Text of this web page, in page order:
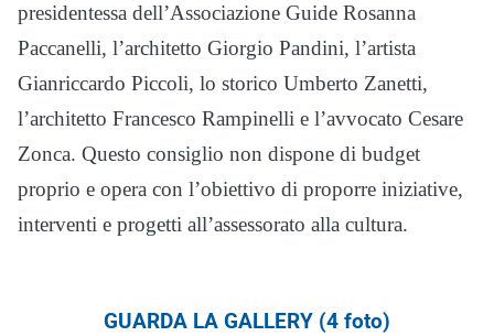
presidentessa dell’Associazione Guide Rosanna
Paccanelli, l’architetto Giorgio Pandini, l’artista
Gianriccardo Piccoli, lo storico Umberto Zanetti,
l’architetto Francesco Rampinelli e l’avvocato Cesare
Zonca. Questo consiglio non dispone di budget
proprio e opera con l’obiettivo di proporre iniziative,
interventi e progetti all’assessorato alla cultura.
GUARDA LA GALLERY (4 foto)